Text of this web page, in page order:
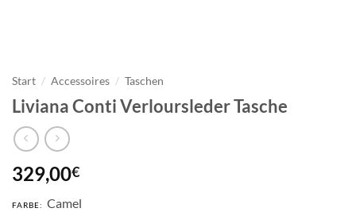
Start / Accessoires / Taschen
Liviana Conti Verloursleder Tasche
329,00€
FARBE: Camel